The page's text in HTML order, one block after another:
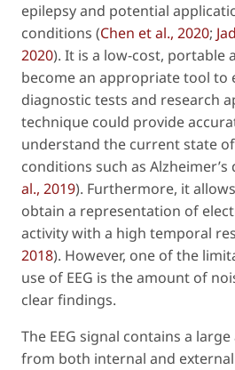
epilepsy and potential
conditions (Chen et al., 2020;
2020). It is a low-cost, portable
become an appropriate tool to
diagnostic tests and research
technique could provide
understand the current state
conditions such as Alzheimer’s
al., 2019). Furthermore, it
obtain a representation of
activity with a high temporal
2018). However, one of the
use of EEG is the amount of
clear findings.
The EEG signal contains a
from both internal and external